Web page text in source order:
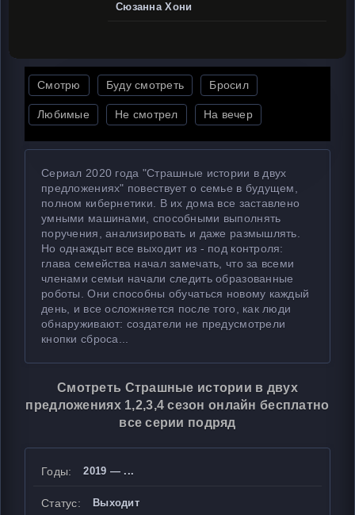
Сюзанна Хони
Смотрю Буду смотреть Бросил
Любимые Не смотрел На вечер
Сериал 2020 года "Страшные истории в двух
предложениях" повествует о семье в будущем,
полном кибернетики. В их дома все заставлено
умными машинами, способными выполнять
поручения, анализировать и даже размышлять.
Но однаждыт все выходит из - под контроля:
глава семейства начал замечать, что за всеми
членами семьи начали следить образованные
роботы. Они способны обучаться новому каждый
день, и все осложняется после того, как люди
обнаруживают: создатели не предусмотрели
кнопки сброса...
Смотреть Страшные истории в двух
предложениях 1,2,3,4 сезон онлайн бесплатно
все серии подряд
Годы: 2019 — ...
Статус: Выходит